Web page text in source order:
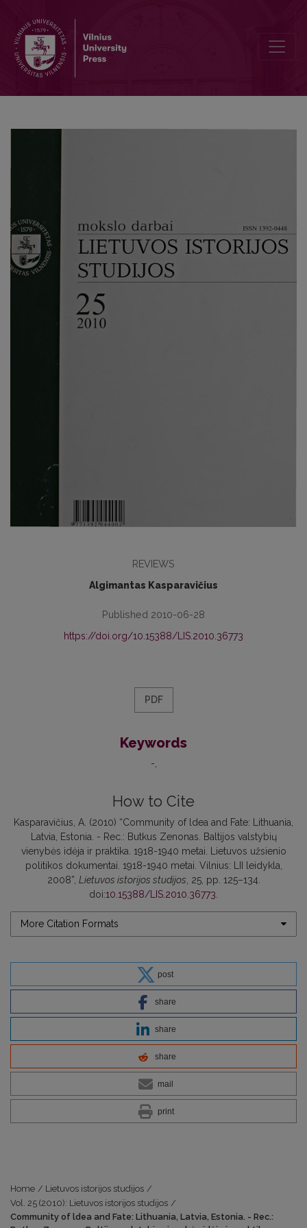
REVIEWS
Algimantas Kasparavičius
Published 2010-06-28
https://doi.org/10.15388/LIS.2010.36773
PDF
Keywords
-
How to Cite
Kasparavičius, A. (2010) “Community of ldea and Fate: Lithuania,
Latvia, Estonia. - Rec.: Butkus Zenonas. Baltijos valstybių
vienybės idėja ir praktika. 1918-1940 metai. Lietuvos užsienio
politikos dokumentai. 1918-1940 metai. Vilnius: LII leidykla,
2008”, Lietuvos istorijos studijos , 25, pp. 125–134.
doi:10.15388/LIS.2010.36773
More Citation Formats
post
share
share
share
mail
print
Home / Lietuvos istorijos studijos /
Vol. 25 (2010): Lietuvos istorijos studijos /
Community of ldea and Fate: Lithuania, Latvia, Estonia. - Rec.: